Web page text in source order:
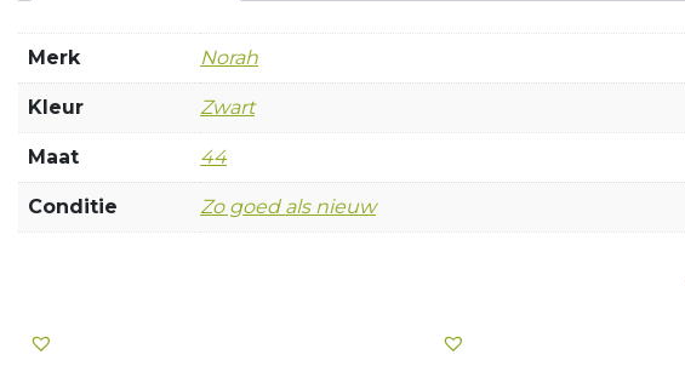
Merk Norah
Kleur Zwart
Maat 44
Conditie Zo goed als nieuw